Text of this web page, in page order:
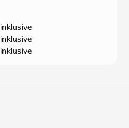
inklusive
inklusive
inklusive